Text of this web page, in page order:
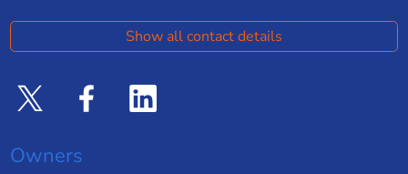
Show all contact details
Owners